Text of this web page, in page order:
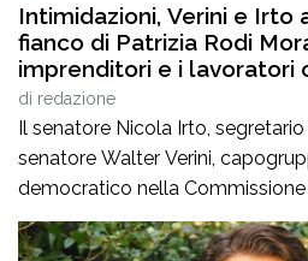
Intimidazioni, Verini e Irto
fianco di Patrizia Rodi
imprenditori e i lavoratori
essere lasciati da soli”
di redazione
Il senatore Nicola Irto, segretario
senatore Walter Verini,
democratico nella
Antimafia, hanno fatto visita a
imprenditrice agricola di